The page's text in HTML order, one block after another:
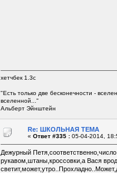
хетчбек 1.3с
"Есть только две беcконечности -
вселенной..."
Альберт Эйнштейн
Re: ШКОЛЬНАЯ ТЕМА
« Ответ #335 : 05-04-2014,
Дежурный
рукавом,штаны,кроссовки,а Вася